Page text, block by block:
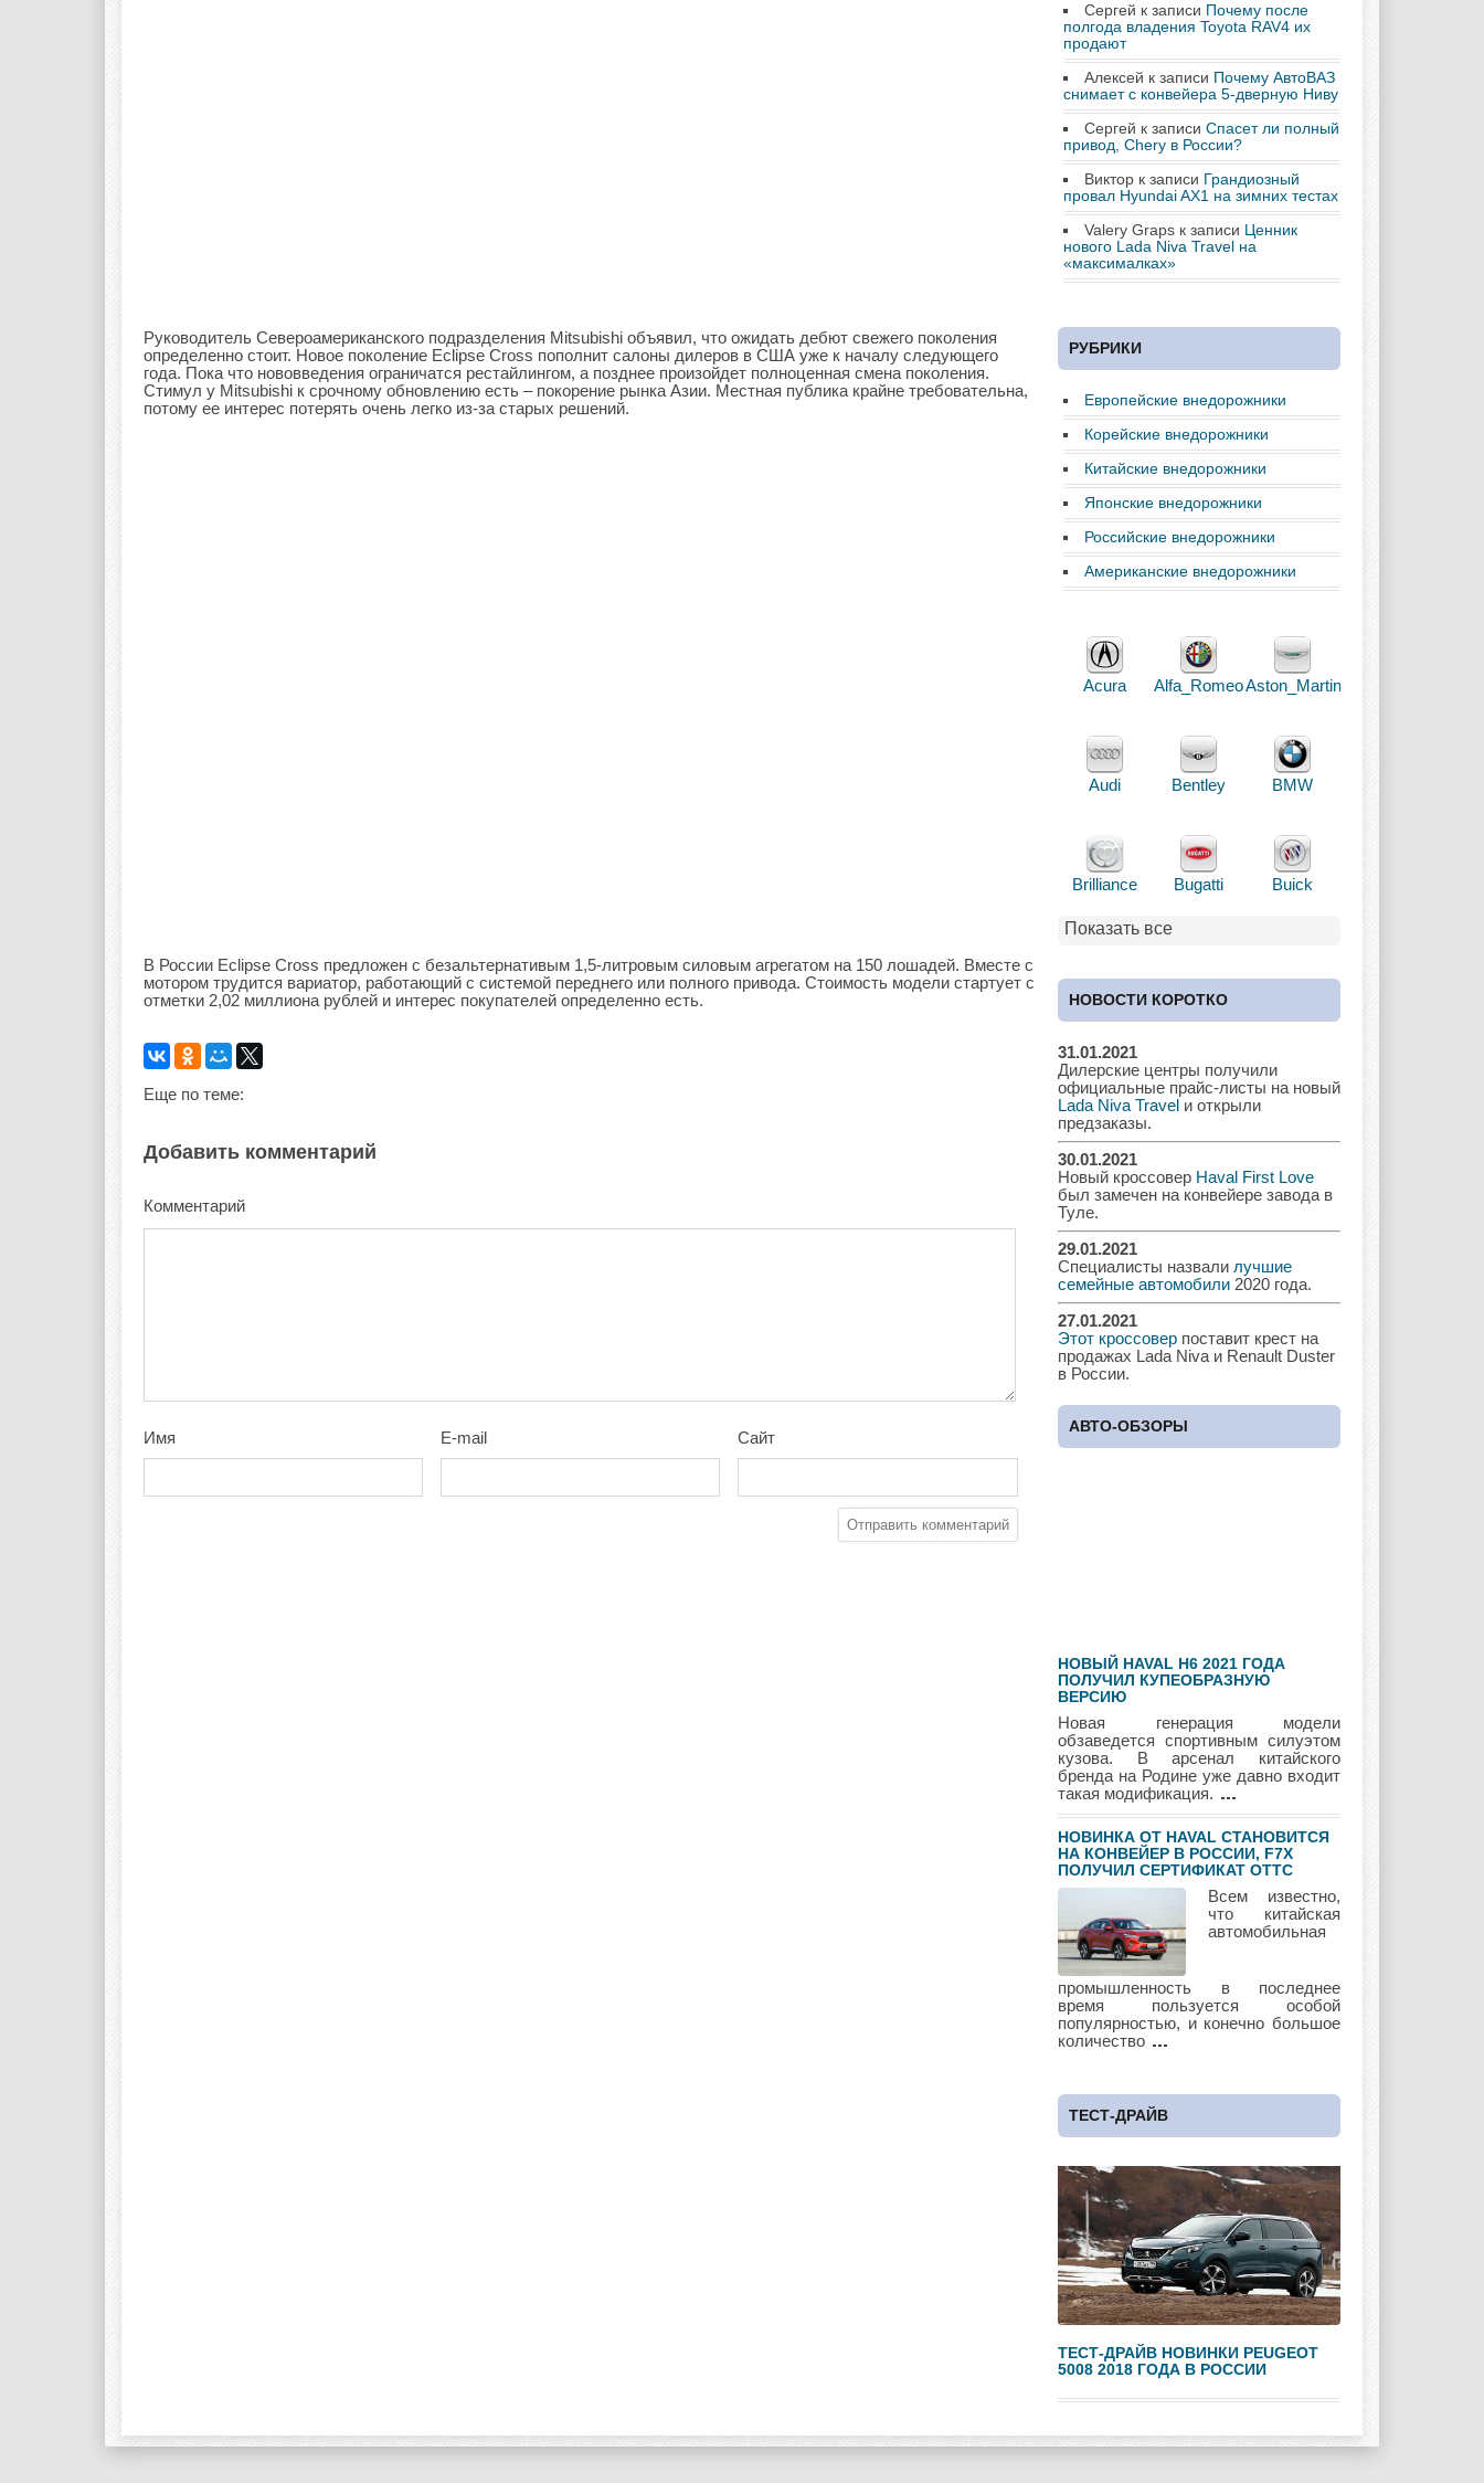
Руководитель Североамериканского подразделения Mitsubishi объявил, что ожидать дебют свежего поколения
определенно стоит. Новое поколение Eclipse Cross пополнит салоны дилеров в США уже к началу следующего
года. Пока что нововведения ограничатся рестайлингом, а позднее произойдет полноценная смена поколения.
Стимул у Mitsubishi к срочному обновлению есть – покорение рынка Азии. Местная публика крайне требовательна,
потому ее интерес потерять очень легко из-за старых решений.
В России Eclipse Cross предложен с безальтернативым 1,5-литровым силовым агрегатом на 150 лошадей. Вместе с
мотором трудится вариатор, работающий с системой переднего или полного привода. Стоимость модели стартует с
отметки 2,02 миллиона рублей и интерес покупателей определенно есть.
Еще по теме:
Добавить комментарий
Комментарий
Имя E-mail Сайт
Сергей к записи Почему после
полгода владения Toyota RAV4 их
продают
Алексей к записи Почему АвтоВАЗ
снимает с конвейера 5-дверную Ниву
Сергей к записи Спасет ли полный
привод, Chery в России?
Виктор к записи Грандиозный
провал Hyundai AX1 на зимних тестах
Valery Graps к записи Ценник
нового Lada Niva Travel на
«максималках»
РУБРИКИ
Европейские внедорожники
Корейские внедорожники
Китайские внедорожники
Японские внедорожники
Российские внедорожники
Американские внедорожники
Acura Alfa_RomeoAston_Martin
Audi Bentley BMW
Brilliance Bugatti Buick
Cadillac Chery Chevrolet
Chrysler Citroen Dacia
Daewoo Dodge Dongfeng
Ferrari Fiat Ford
Great Wall
Jaguar Jeep
Lada Lamborghini Lancia
Land Rover Lifan Lexus
Lotus Lincoln
Mercury Mini Mitsubishi
Nissan Opel Pagani
Peugeot Pontiac
Показать все
НОВОСТИ КОРОТКО
31.01.2021
Дилерские центры получили
официальные прайс-листы на новый
Lada Niva Travel и открыли
предзаказы.
30.01.2021
Новый кроссовер Haval First Love
был замечен на конвейере завода в
Туле.
29.01.2021
Специалисты назвали лучшие
семейные автомобили 2020 года.
27.01.2021
Этот кроссовер поставит крест на
продажах Lada Niva и Renault Duster
в России.
АВТО-ОБЗОРЫ
НОВЫЙ HAVAL H6 2021 ГОДА
ПОЛУЧИЛ КУПЕОБРАЗНУЮ
ВЕРСИЮ
Новая генерация модели
обзаведется спортивным силуэтом
кузова. В арсенал китайского
бренда на Родине уже давно входит
такая модификация.
НОВИНКА ОТ HAVAL СТАНОВИТСЯ
НА КОНВЕЙЕР В РОССИИ, F7Х
ПОЛУЧИЛ СЕРТИФИКАТ ОТТС
Всем известно,
что китайская
автомобильная
промышленность в последнее
время пользуется особой
популярностью, и конечно большое
количество
ТЕСТ-ДРАЙВ
ТЕСТ-ДРАЙВ НОВИНКИ PEUGEOT
5008 2018 ГОДА В РОССИИ